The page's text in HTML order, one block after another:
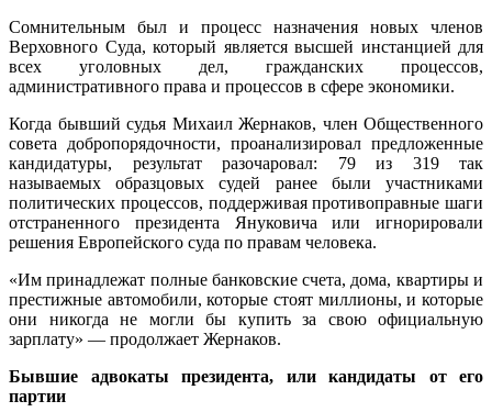
Сомнительным был и процесс назначения новых членов
Верховного Суда, который является высшей инстанцией для
всех уголовных дел, гражданских процессов,
административного права и процессов в сфере экономики.
Когда бывший судья Михаил Жернаков, член Общественного
совета добропорядочности, проанализировал предложенные
кандидатуры, результат разочаровал: 79 из 319 так
называемых образцовых судей ранее были участниками
политических процессов, поддерживая противоправные шаги
отстраненного президента Януковича или игнорировали
решения Европейского суда по правам человека.
«Им принадлежат полные банковские счета, дома, квартиры и
престижные автомобили, которые стоят миллионы, и которые
они никогда не могли бы купить за свою официальную
зарплату» — продолжает Жернаков.
Бывшие адвокаты президента, или кандидаты от его
партии